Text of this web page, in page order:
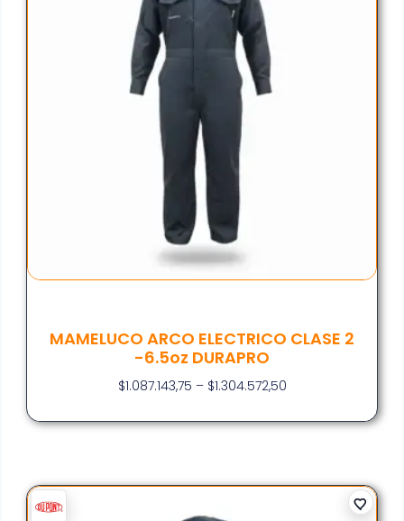
MAMELUCO ARCO ELECTRICO CLASE 2
-6.5oz DURAPRO
$1.087.143,75 – $1.304.572,50